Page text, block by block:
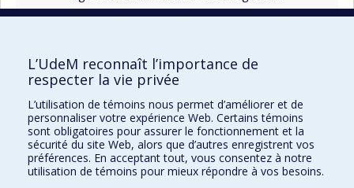
infirmières débutantes sur les soins aux grands
brûlés pédiatriques
2021
L’exercice du leadership clinique infirmier dans
des unités de soins hospitaliers : une étude de
cas multiples
2021
Éléments contraignants et facilitants les
L’UdeM reconnaît l’importance de
respecter la vie privée
L’utilisation de témoins nous permet d’améliorer et de
personnaliser votre expérience Web. Certains témoins
sont obligatoires pour assurer le fonctionnement et la
sécurité du site Web, alors que d’autres enregistrent vos
préférences. En acceptant tout, vous consentez à notre
utilisation de témoins pour mieux répondre à vos besoins.